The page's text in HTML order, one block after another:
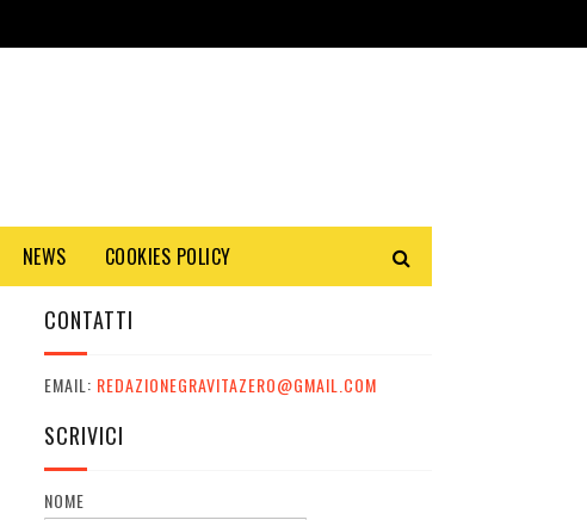
NEWS COOKIES POLICY
CONTATTI
EMAIL: REDAZIONEGRAVITAZERO@GMAIL.COM
SCRIVICI
NOME